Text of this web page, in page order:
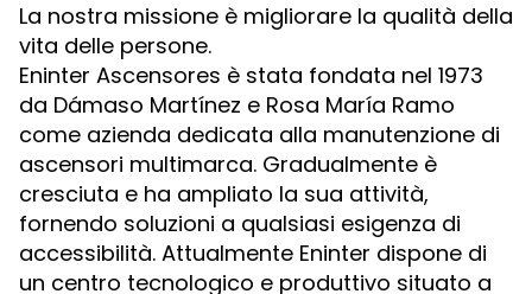
La nostra missione è migliorare la qualità della
vita delle persone.
Eninter Ascensores è stata fondata nel 1973
da Dámaso Martínez e Rosa María Ramo
come azienda dedicata alla manutenzione di
ascensori multimarca. Gradualmente è
cresciuta e ha ampliato la sua attività,
fornendo soluzioni a qualsiasi esigenza di
accessibilità. Attualmente Eninter dispone di
un centro tecnologico e produttivo situato a